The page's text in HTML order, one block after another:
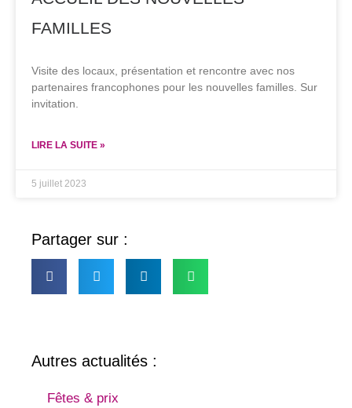
FAMILLES
Visite des locaux, présentation et rencontre avec nos
partenaires francophones pour les nouvelles familles. Sur
invitation.
LIRE LA SUITE »
5 juillet 2023
Partager sur :
Autres actualités :
Fêtes & prix